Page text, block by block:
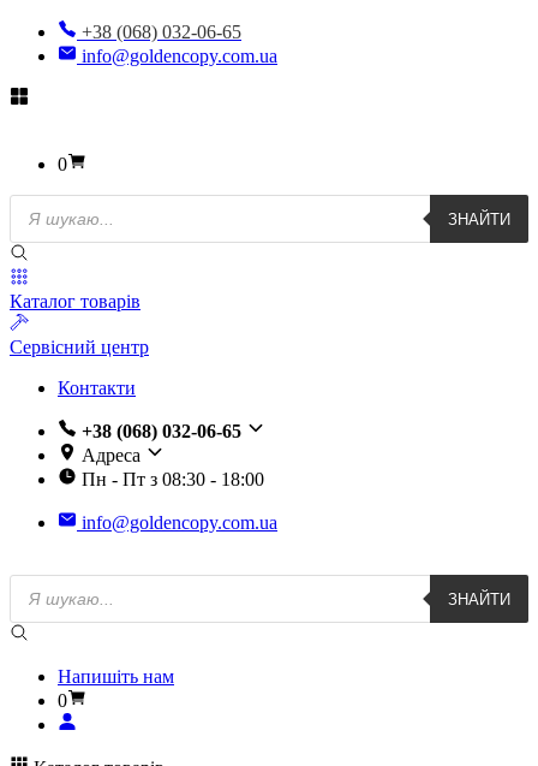
+38 (068) 032-06-65
info@goldencopy.com.ua
0
Пошук
товарів
ЗНАЙТИ
Каталог товарів
Сервісний центр
Контакти
+38 (068) 032-06-65
Адреса
Пн - Пт з 08:30 - 18:00
info@goldencopy.com.ua
Пошук
товарів
ЗНАЙТИ
Напишіть нам
0